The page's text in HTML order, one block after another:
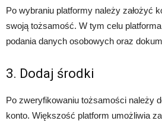
Po wybraniu platformy należy założyć
swoją tożsamość. W tym celu
podania danych osobowych oraz
3. Dodaj środki
Po zweryfikowaniu tożsamości należy
konto. Większość platform umożliwia